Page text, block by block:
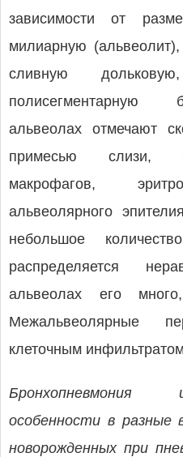
зависимости от
милиарную
сливную
полисегментарную
альвеолах отмечают
примесью слизи,
макрофагов,
альвеолярного
небольшое
распределяется
альвеолах его
Межальвеолярные
клеточным
особенности в разные
новорожденных при